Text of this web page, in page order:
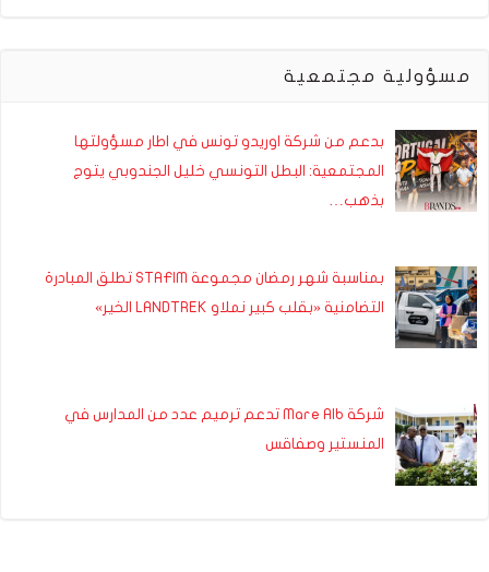
مسؤولية مجتمعية
بدعم من شركة اوريدو تونس في اطار مسؤولتها
المجتمعية: البطل التونسي خليل الجندوبي يتوج
بذهب…
بمناسبة شهر رمضان مجموعة STAFIM تطلق المبادرة
التضامنية «بقلب كبير نملاو LANDTREK الخير»
شركة Mare Alb تدعم ترميم عدد من المدارس في
المنستير وصفاقس